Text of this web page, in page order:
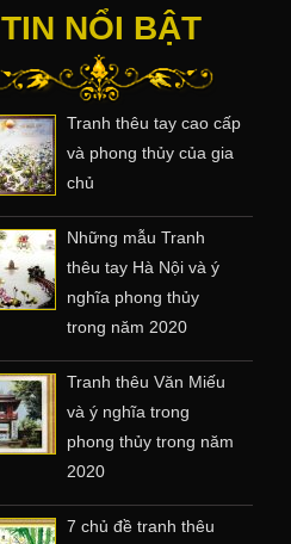
TIN NỔI BẬT
Tranh thêu tay cao cấp
và phong thủy của gia
chủ
Những mẫu Tranh
thêu tay Hà Nội và ý
nghĩa phong thủy
trong năm 2020
Tranh thêu Văn Miếu
và ý nghĩa trong
phong thủy trong năm
2020
7 chủ đề tranh thêu